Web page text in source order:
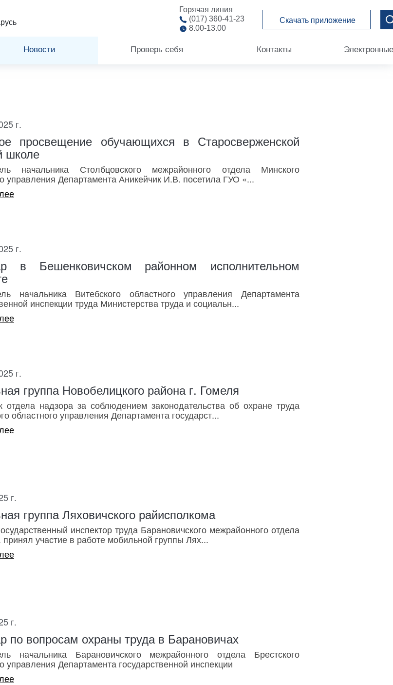
Горячая линия
(017) 360-41-23
8.00-13.00
Скачать приложение
Новости Проверь себя Контакты
г.
просвещение обучающихся в Старосверженской
школе
начальника Столбцовского межрайонного отдела Минского
управления Департамента Аникейчик И.В. посетила ГУО «...
г.
в Бешенковичском районном исполнительном
начальника Витебского областного управления Департамента
инспекции труда Министерства труда и социальн...
г.
группа Новобелицкого района г. Гомеля
отдела надзора за соблюдением законодательства об охране труда
областного управления Департамента государст...
г.
группа Ляховичского райисполкома
инспектор труда Барановичского межрайонного отдела
участие в работе мобильной группы Лях...
г.
по вопросам охраны труда в Барановичах
начальника Барановичского межрайонного отдела Брестского
управления Департамента государственной инспекции